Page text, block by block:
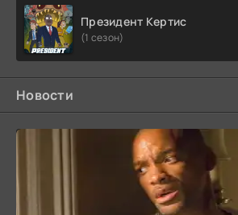
Президент Кертис
(1 сезон)
Новости